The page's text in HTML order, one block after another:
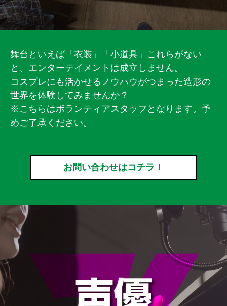
舞台といえば「衣装」「小道具」これらがない
と、エンターテイメントは成立しません。
コスプレにも活かせるノウハウがつまった造形の
世界を体験してみませんか？
※こちらはボランティアスタッフとなります。予
めご了承ください。
お問い合わせはコチラ！